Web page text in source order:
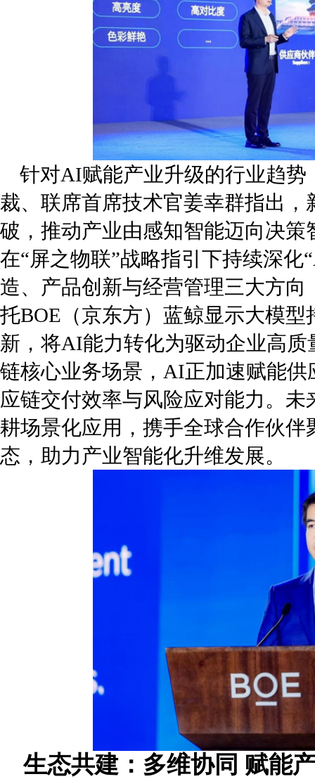
针对AI赋能产业升级的行业趋势
裁、联席首席技术官姜幸群指出
破，推动产业由感知智能迈向决
在“屏之物联”战略指引下持续深化
造、产品创新与经营管理三大方
托BOE（京东方）蓝鲸显示大模
新，将AI能力转化为驱动企业高
链核心业务场景，AI正加速赋能
应链交付效率与风险应对能力。
耕场景化应用，携手全球合作伙
态，助力产业智能化升维发展。
生态共建：多维协同 赋能